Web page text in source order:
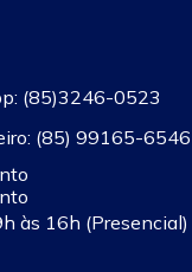
(85)3246-0523
(85) 99165-6546
às 16h